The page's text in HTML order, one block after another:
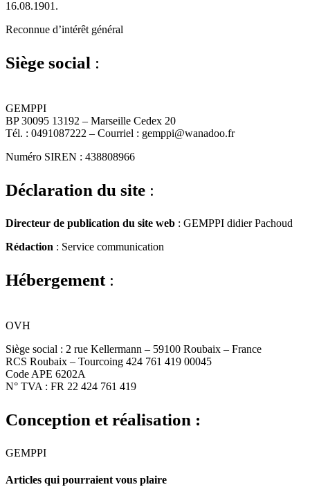
16.08.1901.
Reconnue d’intérêt général
Siège social :
GEMPPI
BP 30095 13192 – Marseille Cedex 20
Tél. : 0491087222 – Courriel : gemppi@wanadoo.fr
Numéro SIREN : 438808966
Déclaration du site :
Directeur de publication du site web : GEMPPI didier Pachoud
Rédaction : Service communication
Hébergement:
OVH
Siège social : 2 rue Kellermann – 59100 Roubaix – France
RCS Roubaix – Tourcoing 424 761 419 00045
Code APE 6202A
N° TVA : FR 22 424 761 419
Conception et réalisation :
GEMPPI
Articles qui pourraient vous plaire